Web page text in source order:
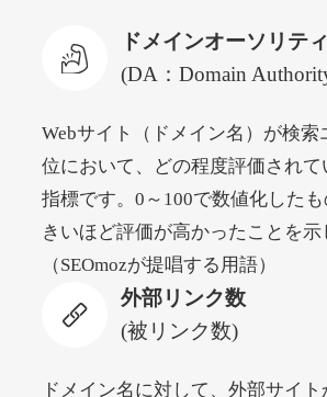
詳細を見る
DA53 外部リンク数 430 ドメイン
詳細を見る
dog-life-jacket.com
ジャンルその他
外部リンク数393
入札 0件
ドメインオーソリティ
(DA：Domain
Webサイト（ドメイン名）が検索
位において、どの程度評価されて
指標です。0～100で数値化した
きいほど評価が高かったことを示
（SEOmozが提唱する用語）
外部リンク数
(被リンク数)
ドメイン名に対して、外部サイ